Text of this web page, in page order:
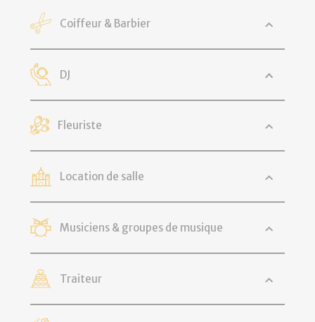
Coiffeur & Barbier
DJ
Fleuriste
Location de salle
Musiciens & groupes de musique
Traiteur